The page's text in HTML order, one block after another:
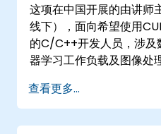
这项在中国开展的由讲师
线下），面向希望使用
的C/C++开发人员，涉及
器学习工作负载及图像处
查看更多...